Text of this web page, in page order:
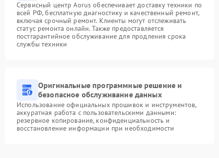
Сервисный центр Aorus обеспечивает доставку техники по
всей РФ, бесплатную диагностику и качественный ремонт,
включая срочный ремонт. Клиенты могут отслеживать
статус ремонта онлайн. Также предоставляется
постгарантийное обслуживание для продления срока
службы техники
Оригинальные программные решение и
безопасное обслуживание данных
Использование официальных прошивок и инструментов,
аккуратная работа с пользовательскими данными:
резервное копирование, конфиденциальность и
восстановление информации при необходимости